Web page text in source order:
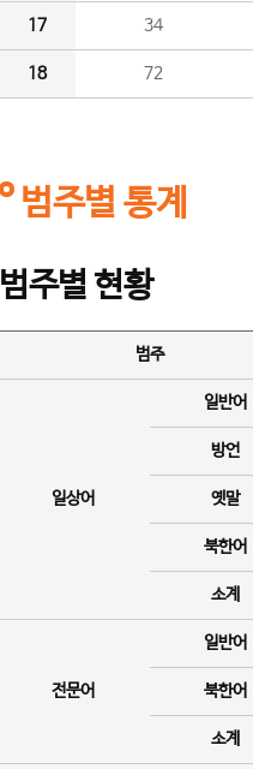
17 34
18 72
범주별 통계
범주별 현황
범주
일상어
일반어
방언
옛말
북한어
소계
전문어
일반어
북한어
소계